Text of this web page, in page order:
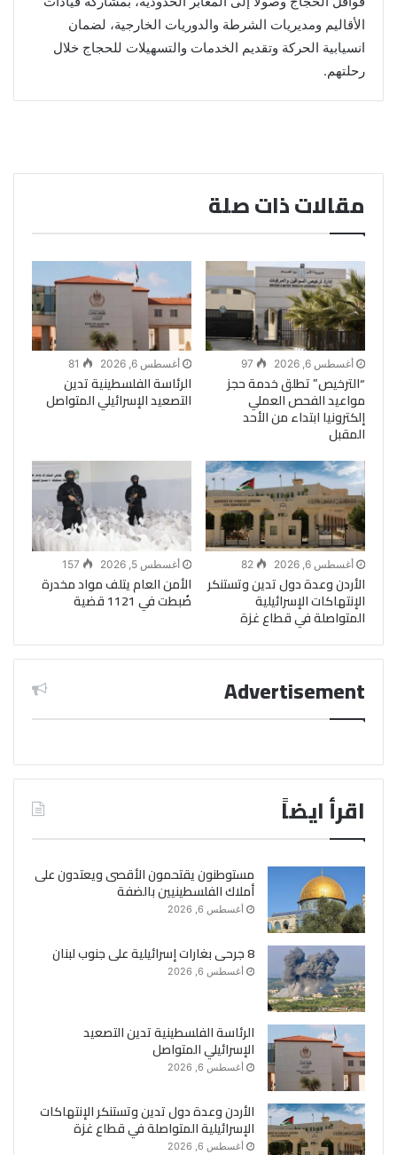
الأقاليم ومديريات الشرطة والدوريات الخارجية، لضمان
انسيابية الحركة وتقديم الخدمات والتسهيلات للحجاج خلال
رحلتهم.
مقالات ذات صلة
أغسطس 6, 2026 97
“الترخيص” تطلق خدمة حجز
مواعيد الفحص العملي
إلكترونيا ابتداء من الأحد
المقبل
أغسطس 6, 2026 81
الرئاسة الفلسطينية تدين
التصعيد الإسرائيلي المتواصل
أغسطس 6, 2026 82
الأردن وعدة دول تدين وتستنكر
الإنتهاكات الإسرائيلية
المتواصلة في قطاع غزة
أغسطس 5, 2026 157
الأمن العام يتلف مواد مخدرة
ضُبطت في 1121 قضية
Advertisement
اقرأ ايضاً
مستوطنون يقتحمون الأقصى ويعتدون على
أملاك الفلسطينيين بالضفة
أغسطس 6, 2026
8 جرحى بغارات إسرائيلية على جنوب لبنان
أغسطس 6, 2026
الرئاسة الفلسطينية تدين التصعيد
الإسرائيلي المتواصل
أغسطس 6, 2026
الأردن وعدة دول تدين وتستنكر الإنتهاكات
الإسرائيلية المتواصلة في قطاع غزة
أغسطس 6, 2026